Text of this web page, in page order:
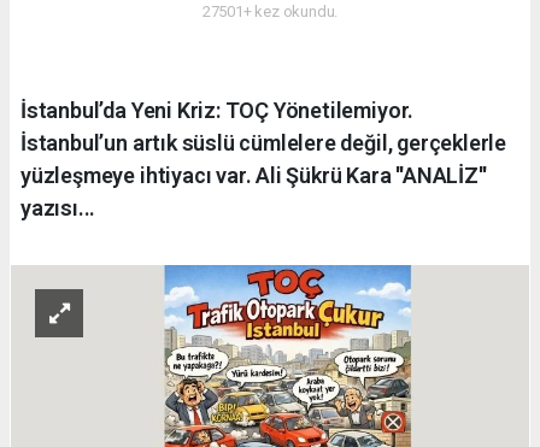
27501+ kez okundu.
İstanbul’da Yeni Kriz: TOÇ Yönetilemiyor.
İstanbul’un artık süslü cümlelere değil, gerçeklerle
yüzleşmeye ihtiyacı var. Ali Şükrü Kara ''ANALİZ''
yazısı...